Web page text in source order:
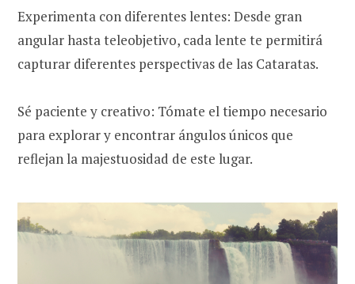
Experimenta con diferentes lentes: Desde gran
angular hasta teleobjetivo, cada lente te permitirá
capturar diferentes perspectivas de las Cataratas.
Sé paciente y creativo: Tómate el tiempo necesario
para explorar y encontrar ángulos únicos que
reflejan la majestuosidad de este lugar.